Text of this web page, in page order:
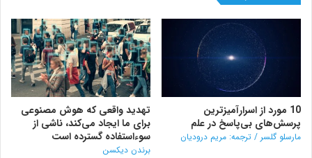
10 مورد از اسرارآمیزترین
پرسش‌های بی‌پاسخ در علم
مارسلو گلسر / ترجمه: مریم درودیان
تهدید واقعی که هوش مصنوعی
برای ما ایجاد می‌کند، ناشی از
سوءاستفاده گسترده است
برندن دیکسن